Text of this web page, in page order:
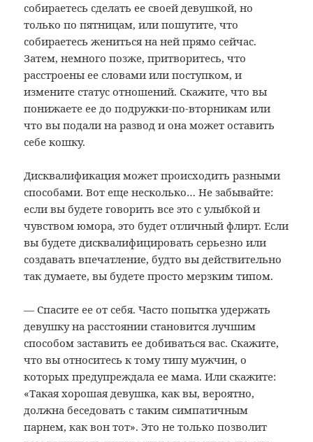
собираетесь сделать ее своей девушкой, но
только по пятницам, или пошутите, что
собираетесь жениться на ней прямо сейчас.
Затем, немного позже, притворитесь, что
расстроены ее словами или поступком, и
измените статус отношений. Скажите, что вы
понижаете ее до подружки-по-вторникам или
что вы подали на развод и она может оставить
себе кошку.
Дисквалификация может происходить разными
способами. Вот еще несколько… Не забывайте:
если вы будете говорить все это с улыбкой и
чувством юмора, это будет отличный флирт. Если
вы будете дисквалифицировать серьезно или
создавать впечатление, будто вы действительно
так думаете, вы будете просто мерзким типом.
— Спасите ее от себя. Часто попытка удержать
девушку на расстоянии становится лучшим
способом заставить ее добиваться вас. Скажите,
что вы относитесь к тому типу мужчин, о
которых предупреждала ее мама. Или скажите:
«Такая хорошая девушка, как вы, вероятно,
должна беседовать с таким симпатичным
парнем, как вон тот». Это не только позволит